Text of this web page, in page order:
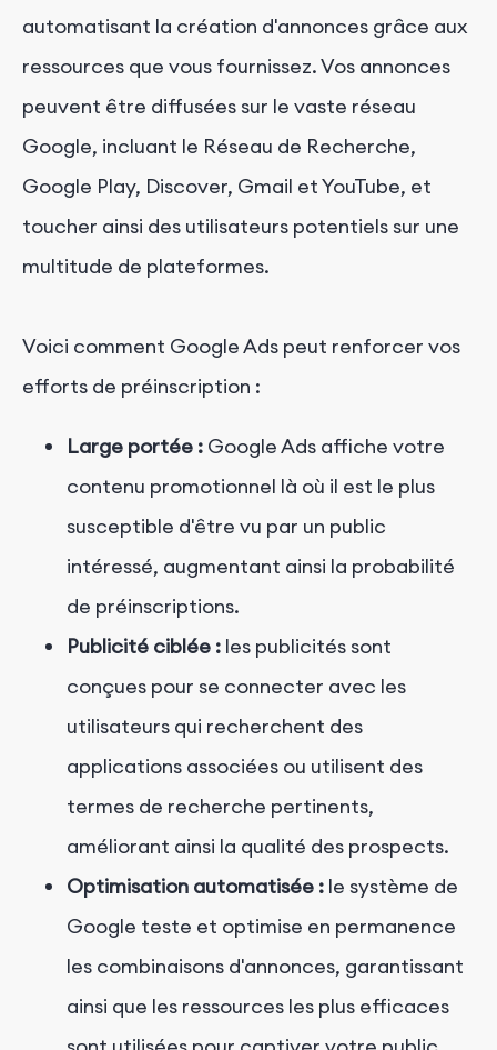
automatisant la création d'annonces grâce aux
ressources que vous fournissez. Vos annonces
peuvent être diffusées sur le vaste réseau
Google, incluant le Réseau de Recherche,
Google Play, Discover, Gmail et YouTube, et
toucher ainsi des utilisateurs potentiels sur une
multitude de plateformes.
Voici comment Google Ads peut renforcer vos
efforts de préinscription :
Large portée : Google Ads affiche votre
contenu promotionnel là où il est le plus
susceptible d'être vu par un public
intéressé, augmentant ainsi la probabilité
de préinscriptions.
Publicité ciblée : les publicités sont
conçues pour se connecter avec les
utilisateurs qui recherchent des
applications associées ou utilisent des
termes de recherche pertinents,
améliorant ainsi la qualité des prospects.
Optimisation automatisée : le système de
Google teste et optimise en permanence
les combinaisons d'annonces, garantissant
ainsi que les ressources les plus efficaces